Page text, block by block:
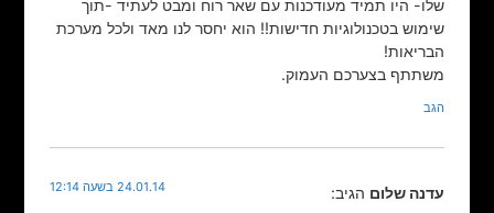
שלו- היו תמיד מעודכנות עם שאר רוח ומבט לעתיד -תוך
שימוש בטכנולוגיות חדישות!! הוא יחסר לנו מאד ולכל מערכת
הבריאות!
משתתף בצערכם העמוק.
הגב
עדנה שלום הגיב: 24.01.14 בשעה 12:14